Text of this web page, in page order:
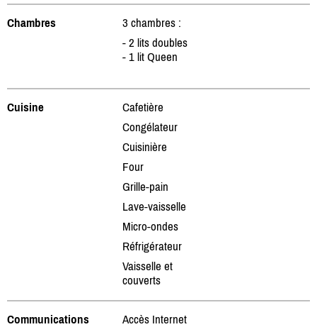
Chambres
3 chambres :
- 2 lits doubles
- 1 lit Queen
Cuisine
Cafetière
Congélateur
Cuisinière
Four
Grille-pain
Lave-vaisselle
Micro-ondes
Réfrigérateur
Vaisselle et
couverts
Communications Accès Internet